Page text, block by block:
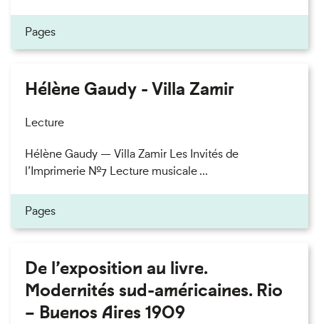
Pages
Hélène Gaudy - Villa Zamir
Lecture
Hélène Gaudy — Villa Zamir Les Invités de
l’Imprimerie n°7 Lecture musicale ...
Pages
De l’exposition au livre.
Modernités sud-américaines. Rio
– Buenos Aires 1909